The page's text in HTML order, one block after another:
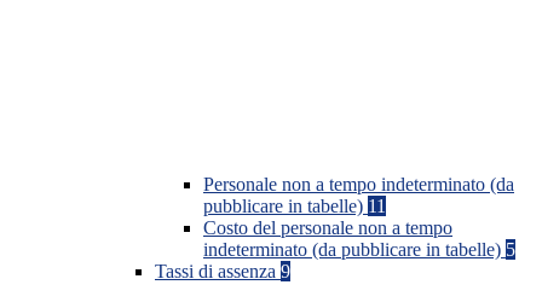
Personale non a tempo indeterminato (da
pubblicare in tabelle) 11
Costo del personale non a tempo
indeterminato (da pubblicare in tabelle) 5
Tassi di assenza 9